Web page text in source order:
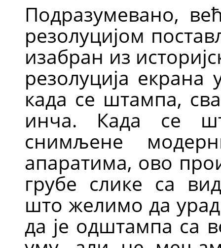
Подразумевано,
резолуцијом
изабран из
резолуција
када се штампа,
инча. Када се
снимљене
апаратима, ово
грубе слике са
што желимо да
да је одштампа са